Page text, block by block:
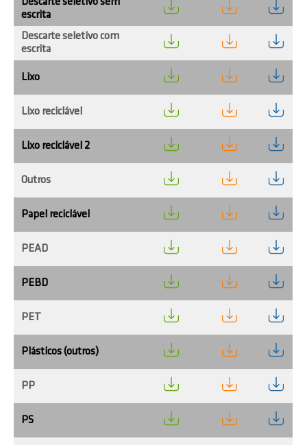
escrita
Descarte seletivo com
escrita
Lixo
Lixo reciclável
Lixo reciclável 2
Outros
Papel reciclável
PEAD
PEBD
PET
Plásticos (outros)
PP
PS